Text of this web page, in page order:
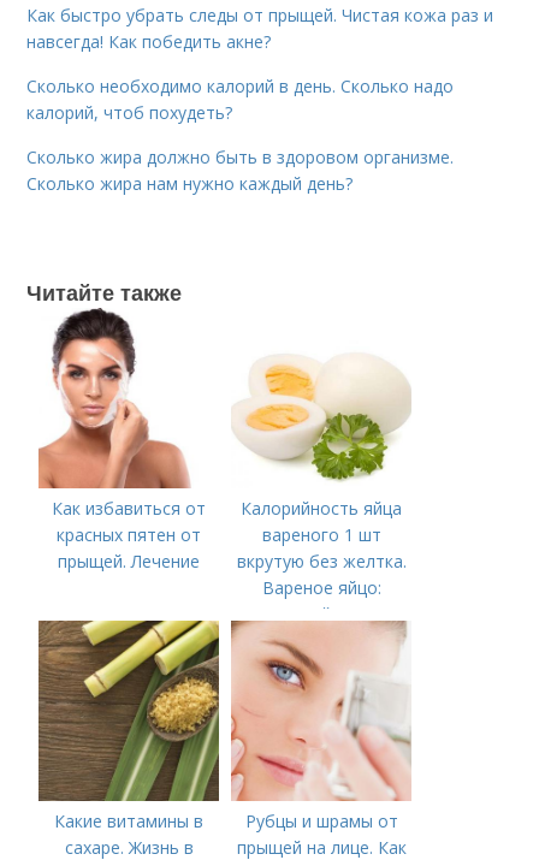
Как быстро убрать следы от прыщей. Чистая кожа раз и
навсегда! Как победить акне?
Сколько необходимо калорий в день. Сколько надо
калорий, чтоб похудеть?
Сколько жира должно быть в здоровом организме.
Сколько жира нам нужно каждый день?
Читайте также
Как избавиться от
красных пятен от
прыщей. Лечение
Калорийность яйца
вареного 1 шт
вкрутую без желтка.
Вареное яйцо:
калорийность
Какие витамины в
сахаре. Жизнь в
Рубцы и шрамы от
прыщей на лице. Как